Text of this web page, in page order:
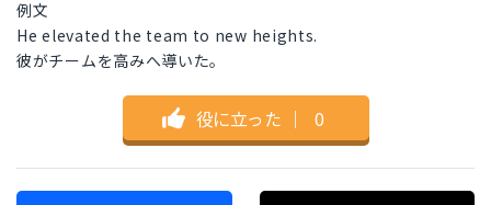
例文
He elevated the team to new heights.
彼がチームを高みへ導いた。
役に立った ｜ 0